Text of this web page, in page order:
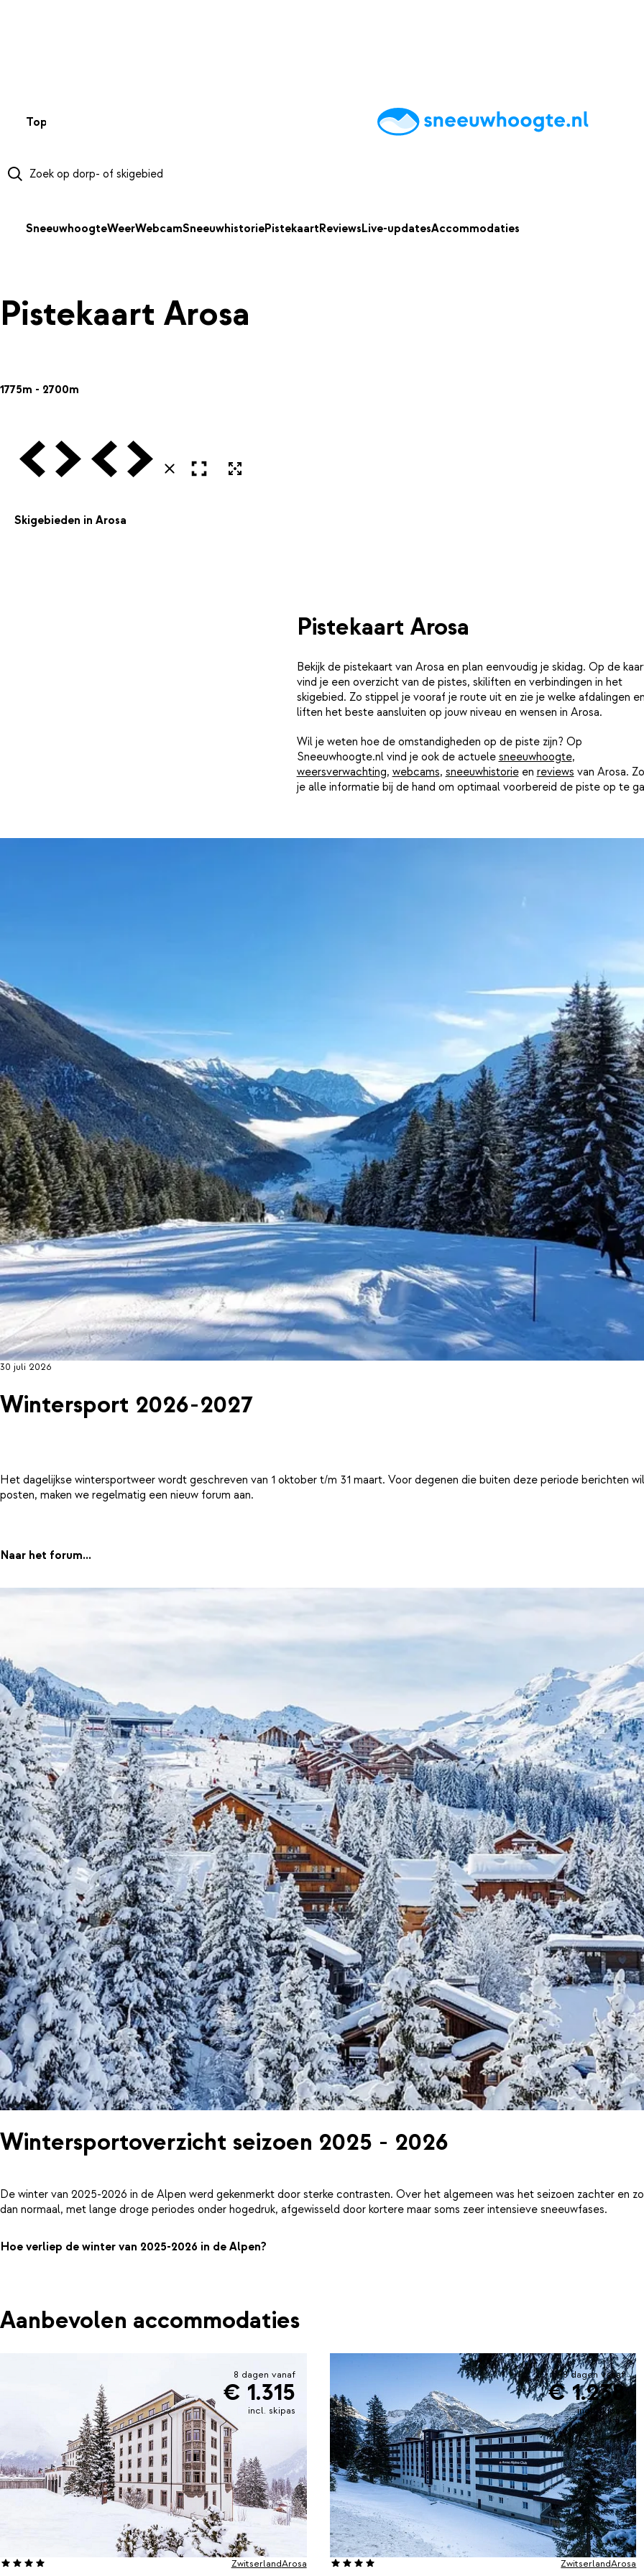
Top 50 AccommodatiesTipsReviewsLive updatesApp
SneeuwhoogteWeerWebcamSneeuwhistoriePistekaartReviewsLive-updatesAccommodaties
Pistekaart Arosa
1775m - 2700m
Vorige VolgendeVorige Volgende
SluitenOpen in volledig scherm
Skigebieden in Arosa
Pistekaart Arosa
Bekijk de pistekaart van Arosa en plan eenvoudig je skidag. Op de
vind je een overzicht van de pistes, skiliften en verbindingen in het
skigebied. Zo stippel je vooraf je route uit en zie je welke afdalingen
liften het beste aansluiten op jouw niveau en wensen in Arosa.
Wil je weten hoe de omstandigheden op de piste zijn? Op
Sneeuwhoogte.nl vind je ook de actuele sneeuwhoogte,
weersverwachting, webcams, sneeuwhistorieen reviews van Arosa.
je alle informatie bij de hand om optimaal voorbereid de piste op te
30 juli 2026
Wintersport 2026-2027
Het dagelijkse wintersportweer wordt geschreven van 1 oktober t/m 31 maart. Voor degenen die buiten deze periode berichten
posten, maken we regelmatig een nieuw forum aan.
Naar het forum...
Wintersportoverzicht seizoen 2025 - 2026
De winter van 2025-2026 in de Alpen werd gekenmerkt door sterke contrasten. Over het algemeen was het seizoen zachter en
dan normaal, met lange droge periodes onder hogedruk, afgewisseld door kortere maar soms zeer intensieve sneeuwfases.
Hoe verliep de winter van 2025-2026 in de Alpen?
Aanbevolen accommodaties
8 dagen vanaf
€ 1.315
incl. skipas
ZwitserlandArosa
8 dagen vanaf
€ 1.238
incl. skipas
ZwitserlandArosa